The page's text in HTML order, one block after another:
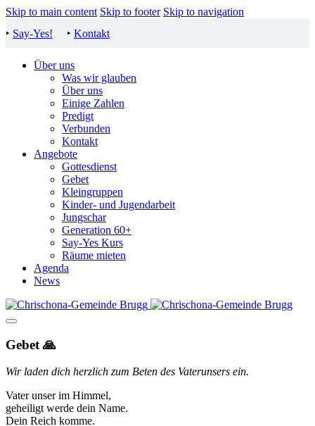
Skip to main content Skip to footer Skip to navigation
‣ Say-Yes! ‣ Kontakt
Über uns
Was wir glauben
Über uns
Einige Zahlen
Predigt
Verbunden
Kontakt
Angebote
Gottesdienst
Gebet
Kleingruppen
Kinder- und Jugendarbeit
Jungschar
Generation 60+
Say-Yes Kurs
Räume mieten
Agenda
News
Gebet 🙏
Wir laden dich herzlich zum Beten des Vaterunsers ein.
Vater unser im Himmel,
geheiligt werde dein Name.
Dein Reich komme.